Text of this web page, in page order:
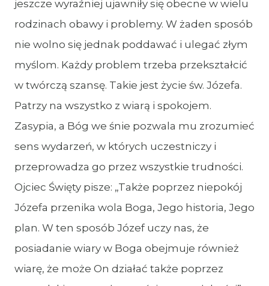
jeszcze wyraźniej ujawniły się obecne w wielu
rodzinach obawy i problemy. W żaden sposób
nie wolno się jednak poddawać i ulegać złym
myślom. Każdy problem trzeba przekształcić
w twórczą szansę. Takie jest życie św. Józefa.
Patrzy na wszystko z wiarą i spokojem.
Zasypia, a Bóg we śnie pozwala mu zrozumieć
sens wydarzeń, w których uczestniczy i
przeprowadza go przez wszystkie trudności.
Ojciec Święty pisze: „Także poprzez niepokój
Józefa przenika wola Boga, Jego historia, Jego
plan. W ten sposób Józef uczy nas, że
posiadanie wiary w Boga obejmuje również
wiarę, że może On działać także poprzez